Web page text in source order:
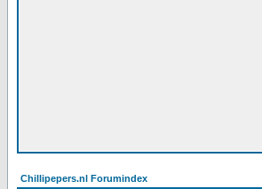
Chillipepers.nl Forumindex